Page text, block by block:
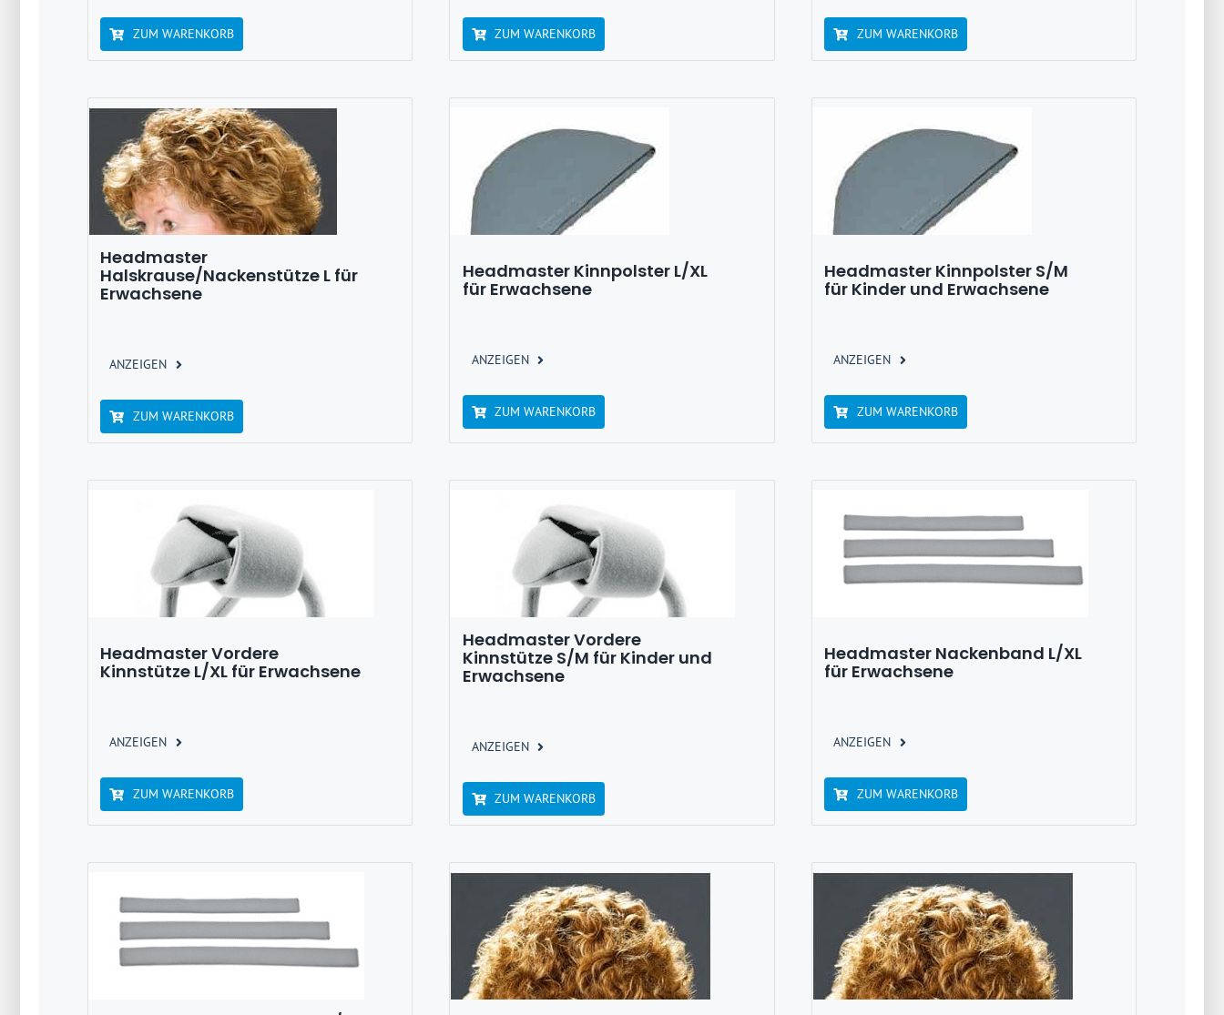
ZUM WARENKORB ZUM WARENKORB ZUM WARENKORB
Headmaster
Halskrause/Nackenstütze L für
Erwachsene
ANZEIGEN
ZUM WARENKORB
Headmaster Kinnpolster L/XL
für Erwachsene
ANZEIGEN
ZUM WARENKORB
Headmaster Kinnpolster S/M
für Kinder und Erwachsene
ANZEIGEN
ZUM WARENKORB
Headmaster Vordere
Kinnstütze L/XL für Erwachsene
ANZEIGEN
ZUM WARENKORB
Headmaster Vordere
Kinnstütze S/M für Kinder und
Erwachsene
ANZEIGEN
ZUM WARENKORB
Headmaster Nackenband L/XL
für Erwachsene
ANZEIGEN
ZUM WARENKORB